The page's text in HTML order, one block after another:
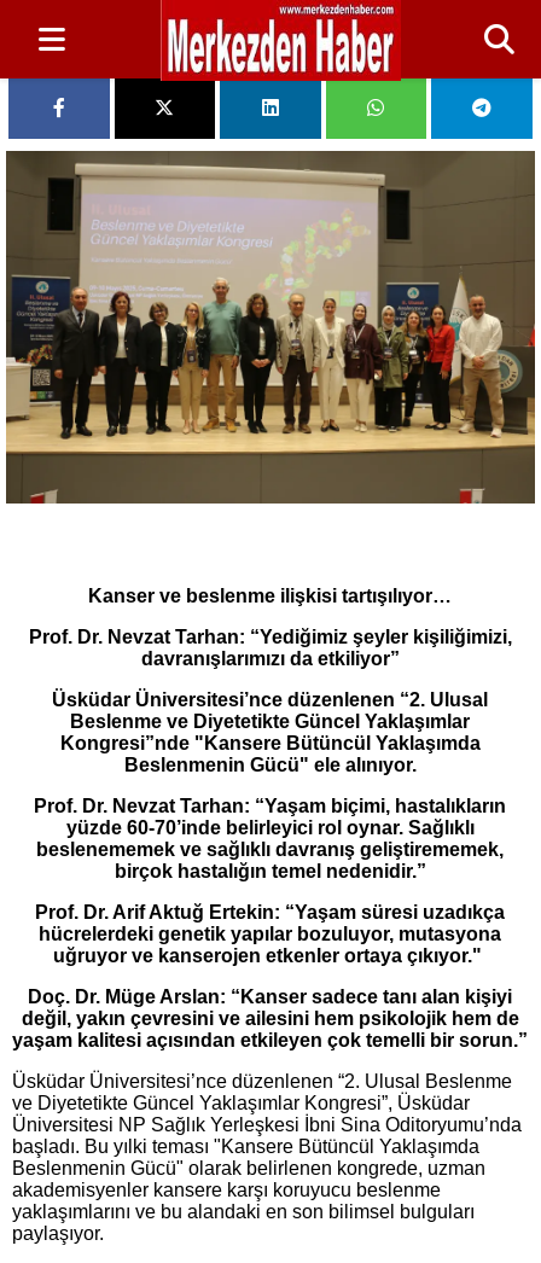
Kanser ve beslenme ilişkisi tartışılıyor…
Prof. Dr. Nevzat Tarhan: “Yediğimiz şeyler kişiliğimizi,
davranışlarımızı da etkiliyor”
Üsküdar Üniversitesi’nce düzenlenen “2. Ulusal
Beslenme ve Diyetetikte Güncel Yaklaşımlar
Kongresi”nde "Kansere Bütüncül Yaklaşımda
Beslenmenin Gücü" ele alınıyor.
Prof. Dr. Nevzat Tarhan: “Yaşam biçimi, hastalıkların
yüzde 60-70’inde belirleyici rol oynar. Sağlıklı
beslenememek ve sağlıklı davranış geliştirememek,
birçok hastalığın temel nedenidir.”
Prof. Dr. Arif Aktuğ Ertekin: “Yaşam süresi uzadıkça
hücrelerdeki genetik yapılar bozuluyor, mutasyona
uğruyor ve kanserojen etkenler ortaya çıkıyor."
Doç. Dr. Müge Arslan: “Kanser sadece tanı alan kişiyi
değil, yakın çevresini ve ailesini hem psikolojik hem de
yaşam kalitesi açısından etkileyen çok temelli bir sorun.”
Üsküdar Üniversitesi’nce düzenlenen “2. Ulusal Beslenme
ve Diyetetikte Güncel Yaklaşımlar Kongresi”, Üsküdar
Üniversitesi NP Sağlık Yerleşkesi İbni Sina Oditoryumu’nda
başladı. Bu yılki teması "Kansere Bütüncül Yaklaşımda
Beslenmenin Gücü" olarak belirlenen kongrede, uzman
akademisyenler kansere karşı koruyucu beslenme
yaklaşımlarını ve bu alandaki en son bilimsel bulguları
paylaşıyor.